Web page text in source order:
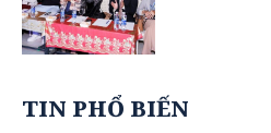
TIN PHỔ BIẾN